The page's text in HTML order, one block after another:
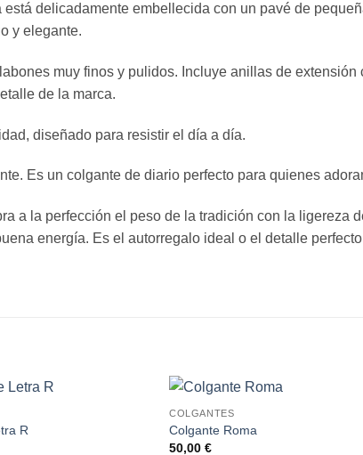
está delicadamente embellecida con un pavé de
y elegante.
muy finos y pulidos. Incluye anillas de
de la marca.
diseñado para resistir el día a día.
Es un colgante de diario perfecto para quienes
a la perfección el peso de la tradición con la ligereza
energía. Es el autorregalo ideal o el detalle
R
COLGANTES
Colgante Roma
50,00€